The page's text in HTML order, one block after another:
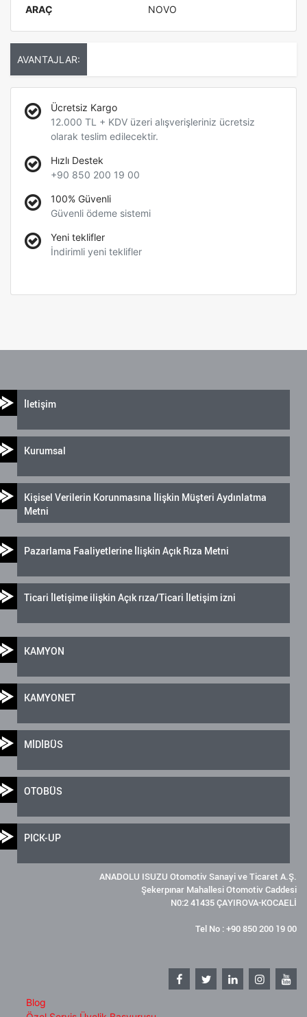
ARAÇ
NOVO
AVANTAJLAR:
Ücretsiz Kargo
12.000 TL + KDV üzeri alışverişleriniz ücretsiz
olarak teslim edilecektir.
Hızlı Destek
+90 850 200 19 00
100% Güvenli
Güvenli ödeme sistemi
Yeni teklifler
İndirimli yeni teklifler
İletişim
Kurumsal
Kişisel Verilerin Korunmasına İlişkin Müşteri Aydınlatma
Metni
Pazarlama Faaliyetlerine İlişkin Açık Rıza Metni
Ticari İletişime ilişkin Açık rıza/Ticari İletişim izni
KAMYON
KAMYONET
MİDİBÜS
OTOBÜS
PICK-UP
ANADOLU ISUZU Otomotiv Sanayi ve Ticaret A.Ş.
Şekerpınar Mahallesi Otomotiv Caddesi
N0:2 41435 ÇAYIROVA-KOCAELİ
Tel No : +90 850 200 19 00
Blog